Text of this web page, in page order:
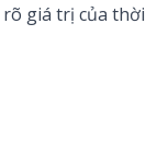
giá trị của thời